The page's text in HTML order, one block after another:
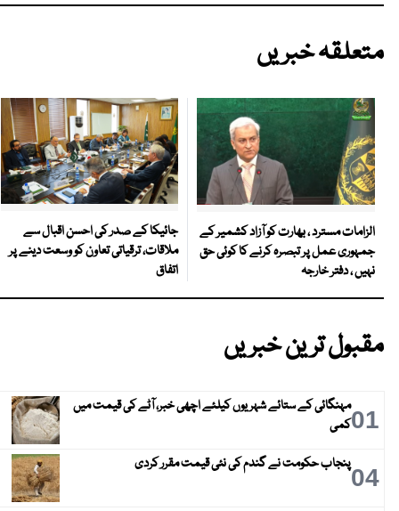
متعلقہ خبریں
الزامات مسترد ، بھارت کو آزاد کشمیر کے
جمہوری عمل پر تبصرہ کرنے کا کوئی حق
نہیں ، دفتر خارجہ
جائیکا کے صدر کی احسن اقبال سے
ملاقات، ترقیاتی تعاون کو وسعت دینے پر
اتفاق
مقبول ترین خبریں
01مہنگائی کے ستائے شہریوں کیلئے اچھی خبر، آٹے کی قیمت میں
کمی
04پنجاب حکومت نے گندم کی نئی قیمت مقرر کردی